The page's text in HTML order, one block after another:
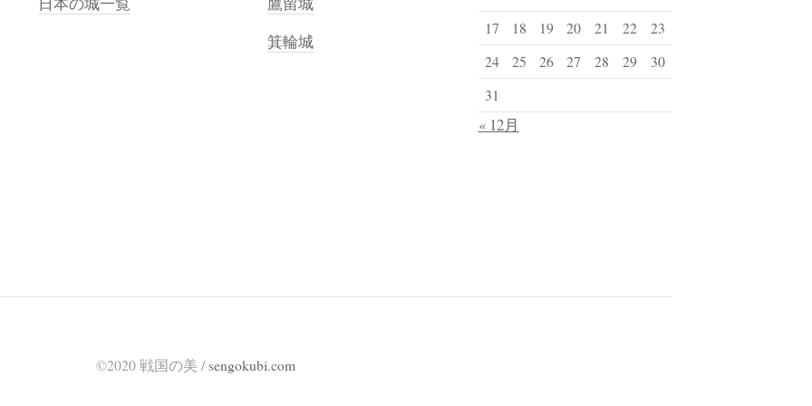
箕輪城
17
18 19 20 21 22
23
24
25 26 27 28 29
30
31
« 12月
©2020 戦国の美 /sengokubi.com